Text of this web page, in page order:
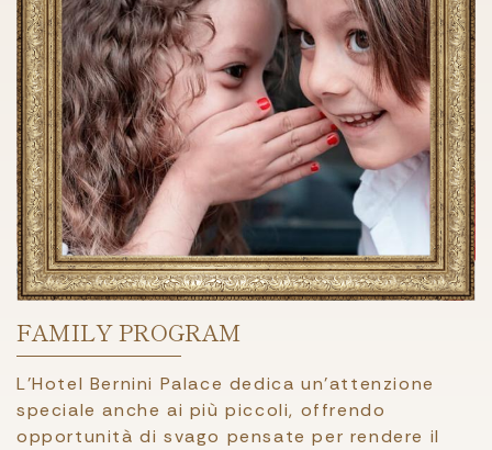
FAMILY PROGRAM
L’Hotel Bernini Palace dedica un’attenzione
speciale anche ai più piccoli, offrendo
opportunità di svago pensate per rendere il